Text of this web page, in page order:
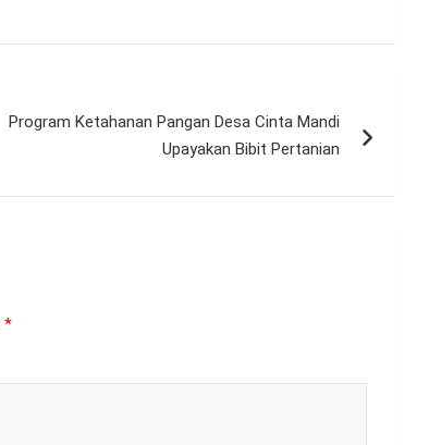
Program Ketahanan Pangan Desa Cinta Mandi
Upayakan Bibit Pertanian
*